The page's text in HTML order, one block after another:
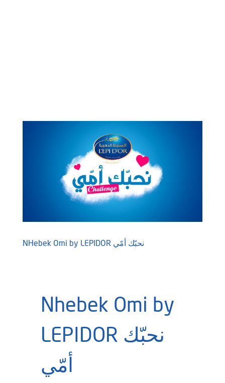
NHebek Omi by LEPIDOR نحبّك أمّي
Nhebek Omi by
LEPIDOR نحبّك
أمّي